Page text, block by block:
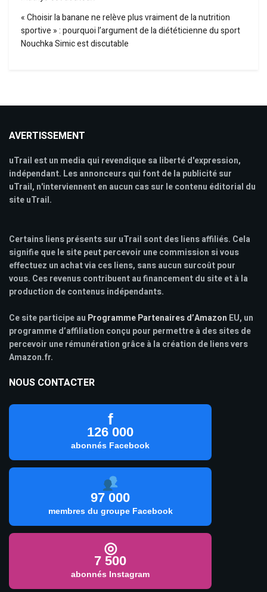
« Choisir la banane ne relève plus vraiment de la nutrition
sportive » : pourquoi l’argument de la diététicienne du sport
Nouchka Simic est discutable
AVERTISSEMENT
uTrail est un media qui revendique sa liberté d'expression,
indépendant. Les annonceurs qui font de la publicité sur
uTrail, n'interviennent en aucun cas sur le contenu éditorial du
site uTrail.
Certains liens présents sur uTrail sont des liens affiliés. Cela
signifie que le site peut percevoir une commission si vous
effectuez un achat via ces liens, sans aucun surcoût pour
vous. Ces revenus contribuent au financement du site et à la
production de contenus indépendants.
Ce site participe au Programme Partenaires d’Amazon EU, un
programme d’affiliation conçu pour permettre à des sites de
percevoir une rémunération grâce à la création de liens vers
Amazon.fr.
NOUS CONTACTER
f
126 000
abonnés Facebook
97 000
membres du groupe Facebook
◎
7 500
abonnés Instagram